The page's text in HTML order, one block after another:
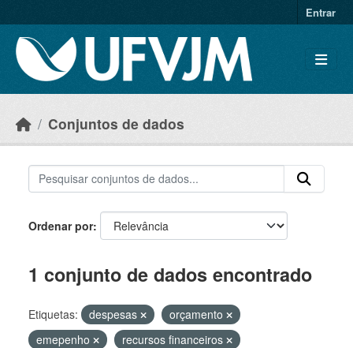
Entrar
Conjuntos de dados
Ordenar por
1 conjunto de dados encontrado
Etiquetas: despesas
orçamento
emepenho
recursos financeiros